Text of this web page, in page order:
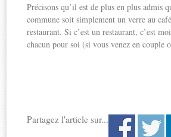
Précisons qu’il est de plus en plus admis
commune soit simplement un verre au
restaurant. Si c’est un restaurant, c’est
chacun pour soi (si vous venez en couple
Partagez l'article sur...